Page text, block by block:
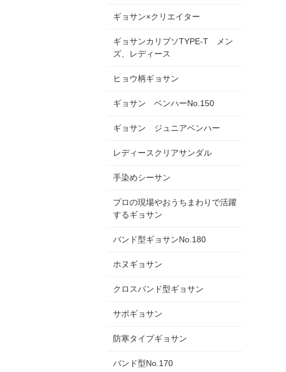
ギョサン×クリエイター
ギョサンカリプソTYPE-T メン
ズ、レディース
ヒョウ柄ギョサン
ギョサン ベンハーNo.150
ギョサン ジュニアベンハー
レディースクリアサンダル
手染めシーサン
プロの現場やおうちまわりで活躍
するギョサン
バンド型ギョサンNo.180
ホヌギョサン
クロスバンド型ギョサン
サボギョサン
防寒タイプギョサン
バンド型No.170